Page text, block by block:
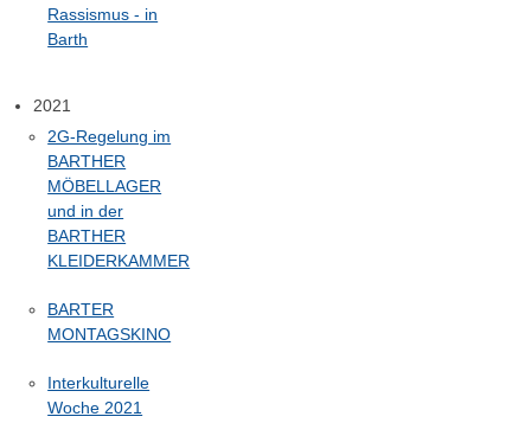
Rassismus - in
Barth
2021
2G-Regelung im
BARTHER
MÖBELLAGER
und in der
BARTHER
KLEIDERKAMMER
BARTER
MONTAGSKINO
Interkulturelle
Woche 2021